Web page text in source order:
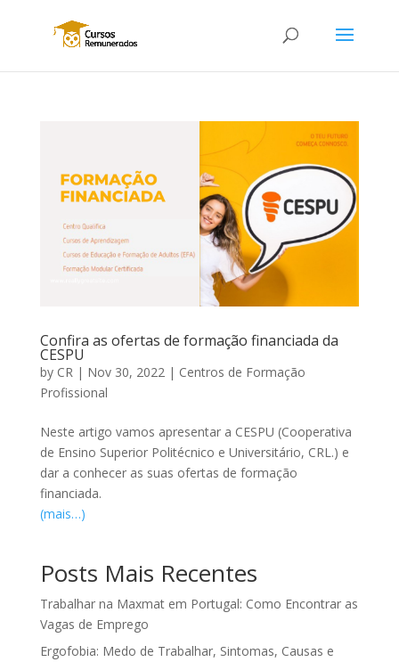
Confira as ofertas de formação financiada da
CESPU
by CR| Nov 30, 2022| Centros de Formação
Profissional
Neste artigo vamos apresentar a CESPU (Cooperativa
de Ensino Superior Politécnico e Universitário, CRL.) e
dar a conhecer as suas ofertas de formação
financiada.
(mais…)
Posts Mais Recentes
Trabalhar na Maxmat em Portugal: Como Encontrar as
Vagas de Emprego
Ergofobia: Medo de Trabalhar, Sintomas, Causas e